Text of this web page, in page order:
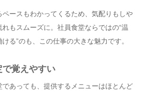
ースもわかってくるため、気配りもしや
もスムーズに。社員食堂ならではの“温
る”のも、この仕事の大きな魅力です。
で覚えやすい
であっても、提供するメニューはほとんど